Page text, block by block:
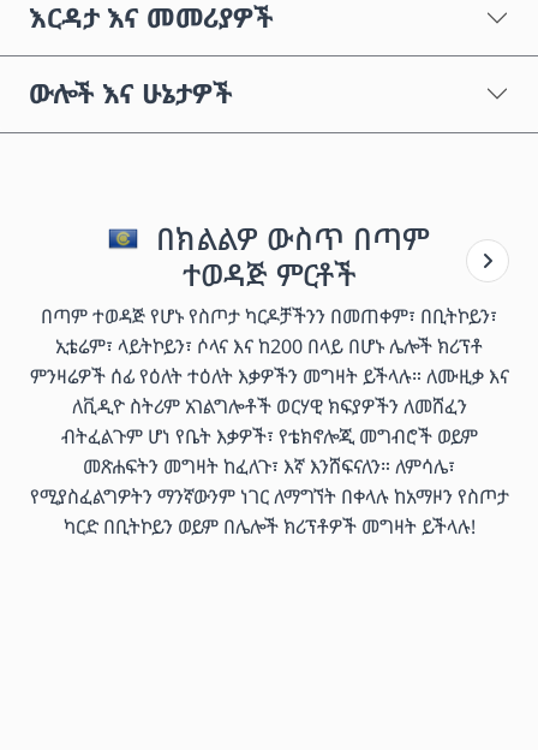
እርዳታ እና መመሪያዎች
ውሎች እና ሁኔታዎች
በክልልዎ ውስጥ በጣም
ተወዳጅ ምርቶች
በጣም ተወዳጅ የሆኑ የስጦታ ካርዶቻችንን በመጠቀም፣ በቢትኮይን፣
ኢቴሬም፣ ላይትኮይን፣ ሶላና እና ከ200 በላይ በሆኑ ሌሎች ክሪፕቶ
ምንዛሬዎች ሰፊ የዕለት ተዕለት እቃዎችን መግዛት ይችላሉ። ለሙዚቃ እና
ለቪዲዮ ስትሪም አገልግሎቶች ወርሃዊ ክፍያዎችን ለመሸፈን
ብትፈልጉም ሆነ የቤት እቃዎች፣ የቴክኖሎጂ መግብሮች ወይም
መጽሐፍትን መግዛት ከፈለጉ፣ እኛ እንሸፍናለን። ለምሳሌ፣
የሚያስፈልግዎትን ማንኛውንም ነገር ለማግኘት በቀላሉ ከአማዞን የስጦታ
ካርድ በቢትኮይን ወይም በሌሎች ክሪፕቶዎች መግዛት ይችላሉ!